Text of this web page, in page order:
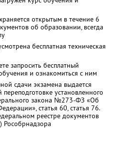
открытым в течение 6
об образовании, всегда
бесплатная техническая
запросить бесплатный
и ознакомиться с ним
сдачи экзамена выдается
установленного
закона №273-ФЗ «Об
статья 60, статья 76.
реестре документов